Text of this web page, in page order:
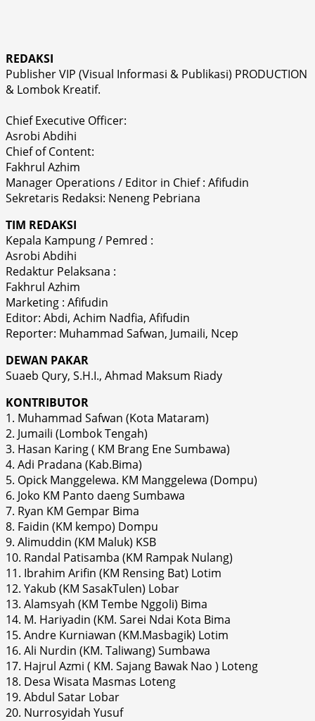
REDAKSI
Publisher VIP (Visual Informasi & Publikasi) PRODUCTION
& Lombok Kreatif.
Chief Executive Officer:
Asrobi Abdihi
Chief of Content:
Fakhrul Azhim
Manager Operations / Editor in Chief : Afifudin
Sekretaris Redaksi: Neneng Pebriana
TIM REDAKSI
Kepala Kampung / Pemred :
Asrobi Abdihi
Redaktur Pelaksana :
Fakhrul Azhim
Marketing : Afifudin
Editor: Abdi, Achim Nadfia, Afifudin
Reporter: Muhammad Safwan, Jumaili, Ncep
DEWAN PAKAR
Suaeb Qury, S.H.I., Ahmad Maksum Riady
KONTRIBUTOR
1. Muhammad Safwan (Kota Mataram)
2. Jumaili (Lombok Tengah)
3. Hasan Karing ( KM Brang Ene Sumbawa)
4. Adi Pradana (Kab.Bima)
5. Opick Manggelewa. KM Manggelewa (Dompu)
6. Joko KM Panto daeng Sumbawa
7. Ryan KM Gempar Bima
8. Faidin (KM kempo) Dompu
9. Alimuddin (KM Maluk) KSB
10. Randal Patisamba (KM Rampak Nulang)
11. Ibrahim Arifin (KM Rensing Bat) Lotim
12. Yakub (KM SasakTulen) Lobar
13. Alamsyah (KM Tembe Nggoli) Bima
14. M. Hariyadin (KM. Sarei Ndai Kota Bima
15. Andre Kurniawan (KM.Masbagik) Lotim
16. Ali Nurdin (KM. Taliwang) Sumbawa
17. Hajrul Azmi ( KM. Sajang Bawak Nao ) Loteng
18. Desa Wisata Masmas Loteng
19. Abdul Satar Lobar
20. Nurrosyidah Yusuf